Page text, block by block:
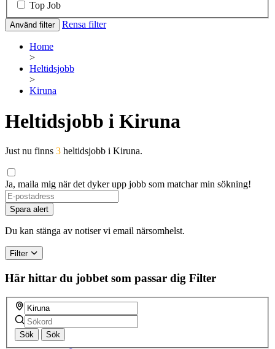
Top Job
Använd filter Rensa filter
Home
>
Heltidsjobb
>
Kiruna
Heltidsjobb i Kiruna
Just nu finns 3 heltidsjobb i Kiruna.
Ja, maila mig när det dyker upp jobb som matchar min sökning!
Spara alert
Du kan stänga av notiser vi email närsomhelst.
Filter
Här hittar du jobbet som passar dig Filter
Sök Sök